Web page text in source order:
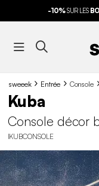
-10%SUR LES
sweeek Entrée Console
Kuba
Console décor
IKUBCONSOLE